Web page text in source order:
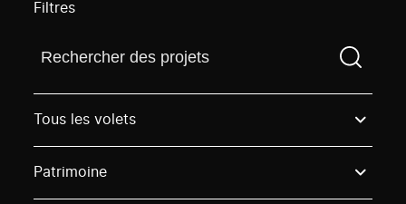
Filtres
Trouvez un projetVous devez saisir un terme de
Tous les volets
Patrimoine